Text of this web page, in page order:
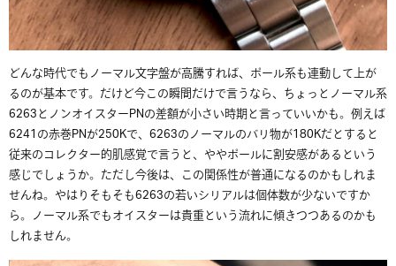
どんな時代でもノーマル文字盤が高騰すれば、ポール系も連動して上が
るのが基本です。だけど今この瞬間だけで言うなら、ちょっとノーマル系
6263とノンオイスターPNの差額が小さい時期と言っていいかも。例えば
6241の赤巻PNが250Kで、6263のノーマルのバリ物が180Kだとすると
従来のコレクター的肌感覚で言うと、ややポールに割安感があるという
感じでしょうか。ただし今後は、この関係性が普通になるのかもしれま
せんね。やはりそもそも6263の若いシリアルは個体数が少ないですか
ら。ノーマル系でもオイスターは貴重という流れに傾きつつあるのかも
しれません。